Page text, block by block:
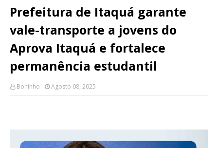
Prefeitura de Itaquá garante
vale-transporte a jovens do
Aprova Itaquá e fortalece
permanência estudantil
Boninho Agosto 08, 2025